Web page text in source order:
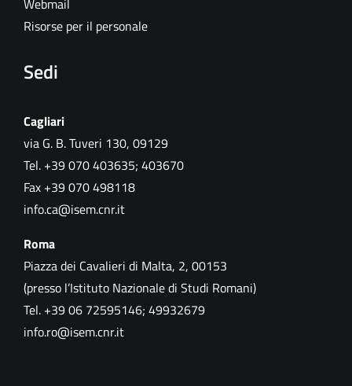
Webmail
Risorse per il personale
Sedi
Cagliari
via G. B. Tuveri 130, 09129
Tel. +39 070 403635; 403670
Fax +39 070 498118
info.ca@isem.cnr.it
Roma
Piazza dei Cavalieri di Malta, 2, 00153
(presso l’Istituto Nazionale di Studi Romani)
Tel. +39 06 72595146; 49932679
info.ro@isem.cnr.it